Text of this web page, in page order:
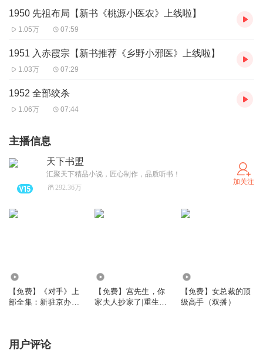
1950 先祖布局【新书《桃源小医农》上线啦】
1.05万 07:59
1951 入赤霞宗【新书推荐《乡野小邪医》上线啦】
1.03万 07:29
1952 全部绞杀
1.06万 07:44
主播信息
天下书盟
汇聚天下精品小说，匠心制作，品质听书！
292.36万
加关注
【免费】《对手》上
部全集：新驻京办主
【免费】宫先生，你
家夫人抄家了|重生千
【免费】女总裁的顶
级高手（双播）
用户评论